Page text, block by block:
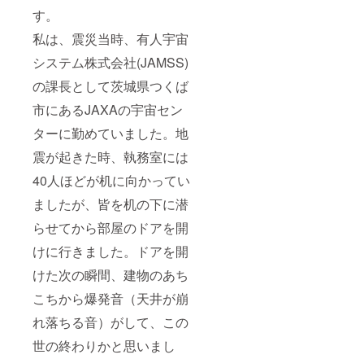
す。
私は、震災当時、有人宇宙
システム株式会社(JAMSS)
の課長として茨城県つくば
市にあるJAXAの宇宙セン
ターに勤めていました。地
震が起きた時、執務室には
40人ほどが机に向かってい
ましたが、皆を机の下に潜
らせてから部屋のドアを開
けに行きました。ドアを開
けた次の瞬間、建物のあち
こちから爆発音（天井が崩
れ落ちる音）がして、この
世の終わりかと思いまし